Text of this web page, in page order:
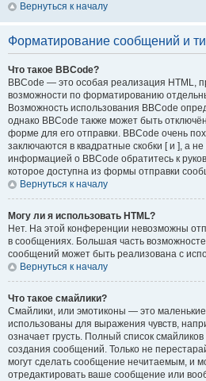
Вернуться к началу
Форматирование сообщений и
Что такое BBCode?
BBCode — это особая реализация HTML,
возможности по форматированию
Возможность использования BBCode
однако BBCode также может быть
форме для его отправки. BBCode очень
заключаются в квадратные скобки [ и ], а
информацией о BBCode обратитесь к
которое доступна из формы отправки
Вернуться к началу
Могу ли я использовать HTML?
Нет. На этой конференции невозможны
в сообщениях. Большая часть
сообщений может быть реализована с
Вернуться к началу
Что такое смайлики?
Смайлики, или эмотиконы — это маленькие
использованы для выражения чувств,
означает грусть. Полный список
создания сообщений. Только не
могут сделать сообщение нечитаемым, и
отредактировать ваше сообщение или